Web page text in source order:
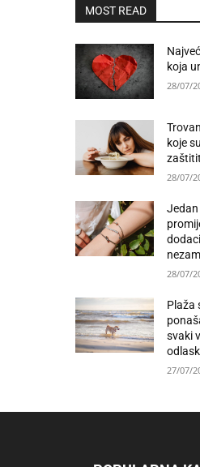
MOST READ
koja
28/07/
koje
28/07/
28/07/
Plaža
svaki
27/07/